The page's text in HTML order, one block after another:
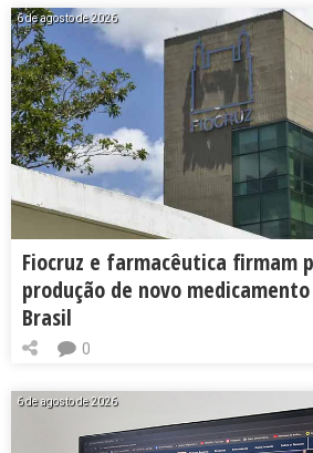
6 de agosto de 2026
Fiocruz e farmacêutica firmam
produção de novo
Brasil
0
6 de agosto de 2026